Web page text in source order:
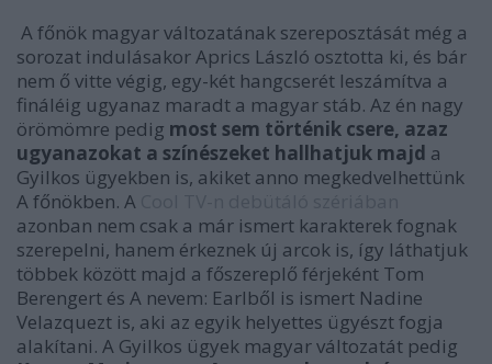
A főnök magyar változatának szereposztását még a
sorozat indulásakor Aprics László osztotta ki, és bár
nem ő vitte végig, egy-két hangcserét leszámítva a
fináléig ugyanaz maradt a magyar stáb. Az én nagy
örömömre pedig most sem történik csere, azaz
ugyanazokat a színészeket hallhatjuk majd a
Gyilkos ügyekben is, akiket anno megkedvelhettünk
A főnökben. A
azonban nem csak a már ismert karakterek fognak
szerepelni, hanem érkeznek új arcok is, így láthatjuk
többek között majd a főszereplő férjeként Tom
Berengert és A nevem: Earlből is ismert Nadine
Velazquezt is, aki az egyik helyettes ügyészt fogja
alakítani. A Gyilkos ügyek magyar változatát pedig